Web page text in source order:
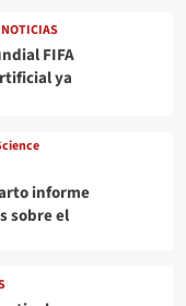
NOTICIAS
FIFA
ya
informe
sobre el